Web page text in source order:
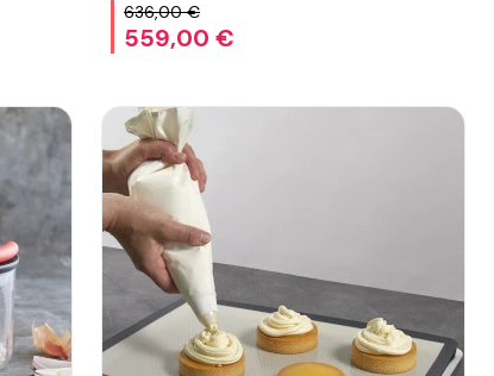
636,00 €
559,00 €